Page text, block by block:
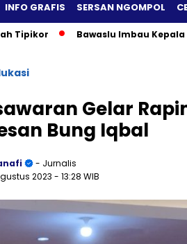
INFO GRAFIS SERSAN NGOMPOL
Bawaslu Imbau Kepala Daerah
Gelar
Bung Iqbal
- Jurnalis
2023 - 13:28 WIB